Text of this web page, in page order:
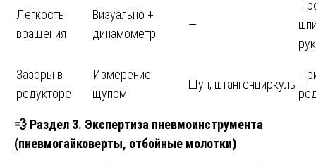
Легкость
вращения
Визуально +
динамометр
—
Зазоры в
редукторе
Измерение
щупом
Щуп, штангенциркуль
💨 Раздел 3. Экспертиза пневмоинструмента
(пневмогайковерты, отбойные молотки)